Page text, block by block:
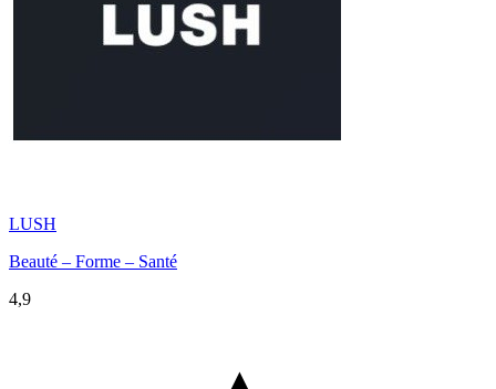
LUSH
Beauté – Forme – Santé
4,9